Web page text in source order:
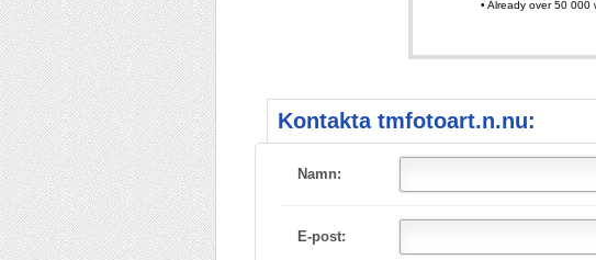
Kontakta tmfotoart.n.nu:
Namn:
E-post: